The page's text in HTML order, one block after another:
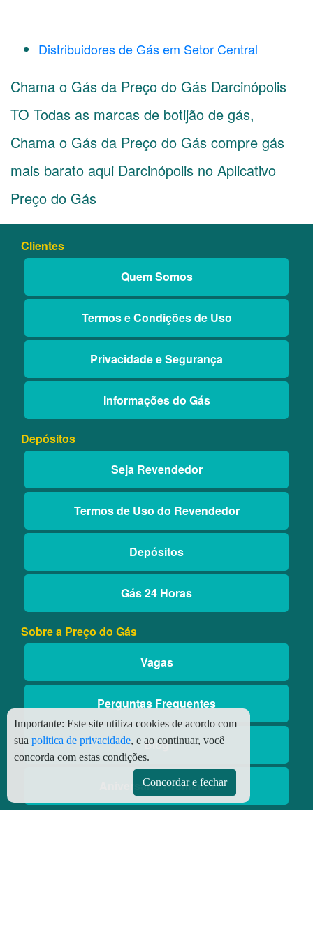
Distribuidores de Gás em Setor Central
Chama o Gás da Preço do Gás Darcinópolis
TO Todas as marcas de botijão de gás,
Chama o Gás da Preço do Gás compre gás
mais barato aqui Darcinópolis no Aplicativo
Preço do Gás
Clientes
Quem Somos
Termos e Condições de Uso
Privacidade e Segurança
Informações do Gás
Depósitos
Seja Revendedor
Termos de Uso do Revendedor
Depósitos
Gás 24 Horas
Sobre a Preço do Gás
Vagas
Perguntas Frequentes
Blog
Aniversário Premiado
Importante: Este site utiliza cookies de acordo com
sua politica de privacidade, e ao continuar, você
concorda com estas condições.
Concordar e fechar